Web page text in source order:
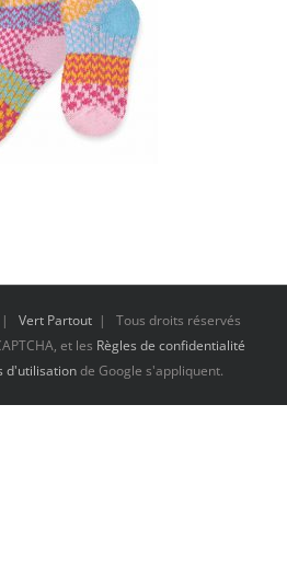
| Vert Partout | Tous droits réservés
et les Règles de confidentialité
d'utilisationde Google s'appliquent.